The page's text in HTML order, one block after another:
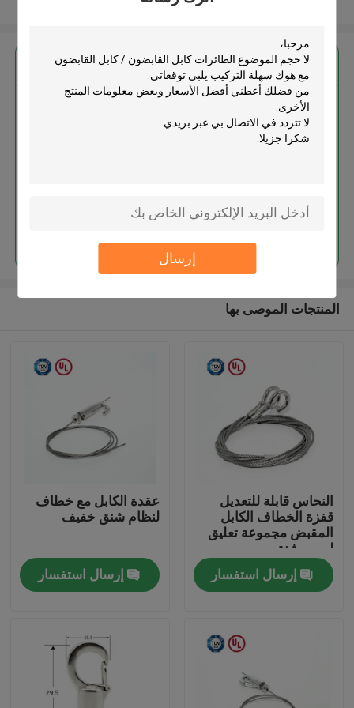
إرسال
أشرطة فيديو
احصل على افضل سعر ل
القابضون / كابل القابضون مع هوك
المنتجات الموصى بها
النحاس قابلة للتعديل
قفزة الخطاف الكابل
المقبض مجموعة تعليق
لرسم شنق
إرسال استفسار
عقدة الكابل مع خطاف
لنظام شنق خفيف
إرسال استفسار